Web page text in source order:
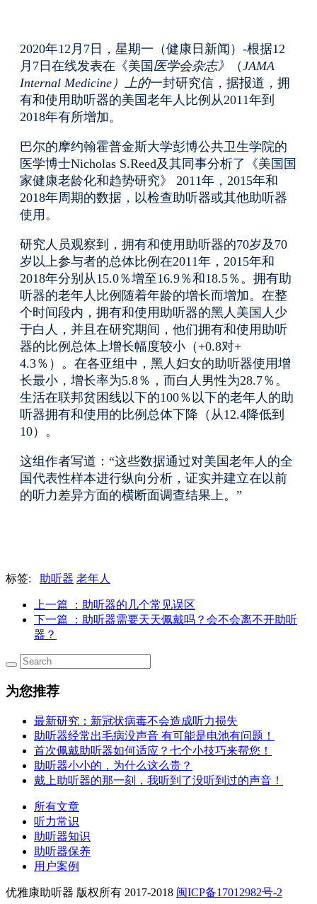
2020年12月7日，星期一（健康日新闻）-根据12
月7日在线发表在《美国 医学会杂志》 （JAMA
Internal Medicine）上的一封研究信，据报道，拥
有和使用助听器的美国老年人比例从2011年到
2018年有所增加。
巴尔的摩约翰霍普金斯大学彭博公共卫生学院的
医学博士Nicholas S.Reed及其同事分析了《美国国
家健康老龄化和趋势研究》 2011年，2015年和
2018年周期的数据，以检查助听器或其他助听器
使用。
研究人员观察到，拥有和使用助听器的70岁及70
岁以上参与者的总体比例在2011年，2015年和
2018年分别从15.0％增至16.9％和18.5％。 拥有助
听器的老年人比例随着年龄的增长而增加。 在整
个时间段内，拥有和使用助听器的黑人美国人少
于白人，并且在研究期间，他们拥有和使用助听
器的比例总体上增长幅度较小（+0.8对+
4.3％）。 在各亚组中，黑人妇女的助听器使用增
长最小，增长率为5.8％，而白人男性为28.7％。
生活在联邦贫困线以下的100％以下的老年人的助
听器拥有和使用的比例总体下降（从12.4降低到
10）。
这组作者写道：“这些数据通过对美国老年人的全
国代表性样本进行纵向分析，证实并建立在以前
的听力差异方面的横断面调查结果上。”
标签: 助听器 老年人
上一篇
：助听器的几个常见误区
下一篇
：助听器需要天天佩戴吗？会不会离不开助听
器？
为您推荐
最新研究：新冠状病毒不会造成听力损失
助听器经常出毛病没声音 有可能是电池有问题！
首次佩戴助听器如何适应？七个小技巧来帮您！
助听器小小的，为什么这么贵？
戴上助听器的那一刻，我听到了没听到过的声音！
所有文章
听力常识
助听器知识
助听器保养
用户案例
优雅康助听器 版权所有 2017-2018 闽ICP备17012982号-2